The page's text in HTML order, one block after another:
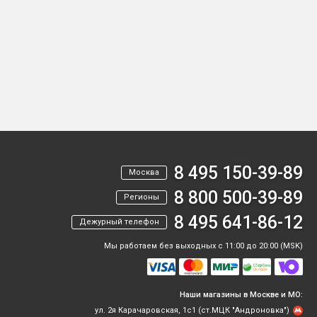
Москва 8 495 150-39-89
Регионы 8 800 500-39-89
Дежурный телефон 8 495 641-86-12
Мы работаем без выходных с 11:00 до 20:00 (MSK)
Наши магазины в Москве и МО:
ул. 2я Карачаровская, 1с1 (ст.МЦК "Андроновка")